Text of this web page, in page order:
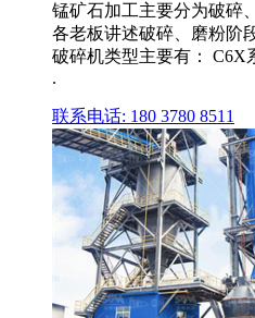
锰矿石加工主要分为破碎
各老板讲述破碎、磨粉阶
破碎机类型主要有： C6X
.
联系电话: 180 3780 8511